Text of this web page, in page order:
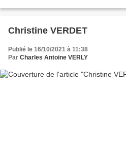
Christine VERDET
Publié le 16/10/2021 à 11:38
Par Charles Antoine VERLY